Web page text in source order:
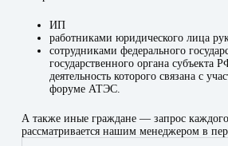
ИП
работниками юридического лица
сотрудниками федерального
государственного органа субъекта
деятельность которого связана с
форуме АТЭС.
А также иные граждане — запрос
рассматривается нашим менеджером в